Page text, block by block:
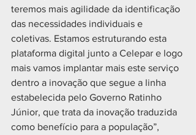
teremos mais agilidade da identificação
das necessidades individuais e
coletivas. Estamos estruturando esta
plataforma digital junto a Celepar e logo
mais vamos implantar mais este serviço
dentro a inovação que segue a linha
estabelecida pelo Governo Ratinho
Júnior, que trata da inovação traduzida
como benefício para a população”,